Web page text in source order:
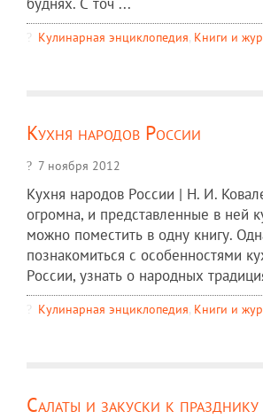
Кулинарная энциклопедия, Книги и
Кухня народов России
7 ноября 2012
Кухня народов России | Н. И.
огромна, и представленные в ней
можно поместить в одну книгу.
познакомиться с особенностями
России, узнать о народных
Кулинарная энциклопедия, Книги и
Салаты и закуски к празднику